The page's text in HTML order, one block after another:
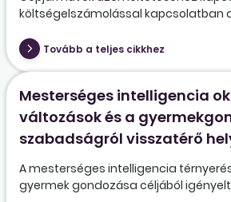
költségelszámolással kapcsolatban
Tovább a teljes cikkhez
Mesterséges intelligencia
változások és a
szabadságról visszatérő
A mesterséges intelligencia
gyermek gondozása céljából